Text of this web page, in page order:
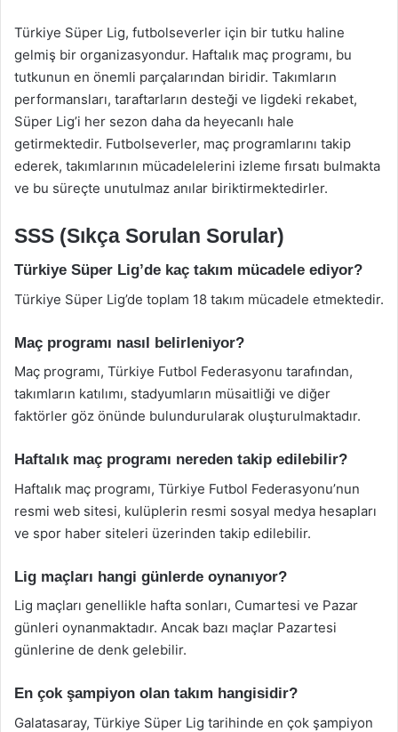
Türkiye Süper Lig, futbolseverler için bir tutku haline
gelmiş bir organizasyondur. Haftalık maç programı, bu
tutkunun en önemli parçalarından biridir. Takımların
performansları, taraftarların desteği ve ligdeki rekabet,
Süper Lig’i her sezon daha da heyecanlı hale
getirmektedir. Futbolseverler, maç programlarını takip
ederek, takımlarının mücadelelerini izleme fırsatı bulmakta
ve bu süreçte unutulmaz anılar biriktirmektedirler.
SSS (Sıkça Sorulan Sorular)
Türkiye Süper Lig’de kaç takım mücadele ediyor?
Türkiye Süper Lig’de toplam 18 takım mücadele etmektedir.
Maç programı nasıl belirleniyor?
Maç programı, Türkiye Futbol Federasyonu tarafından,
takımların katılımı, stadyumların müsaitliği ve diğer
faktörler göz önünde bulundurularak oluşturulmaktadır.
Haftalık maç programı nereden takip edilebilir?
Haftalık maç programı, Türkiye Futbol Federasyonu’nun
resmi web sitesi, kulüplerin resmi sosyal medya hesapları
ve spor haber siteleri üzerinden takip edilebilir.
Lig maçları hangi günlerde oynanıyor?
Lig maçları genellikle hafta sonları, Cumartesi ve Pazar
günleri oynanmaktadır. Ancak bazı maçlar Pazartesi
günlerine de denk gelebilir.
En çok şampiyon olan takım hangisidir?
Galatasaray, Türkiye Süper Lig tarihinde en çok şampiyon